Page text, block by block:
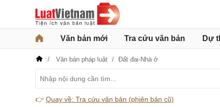
Văn bản mới Tra cứu văn bản Dự
Văn bản pháp luật Đất đai-Nhà ở
👉 Quay về: Tra cứu văn bản (phiên bản cũ)